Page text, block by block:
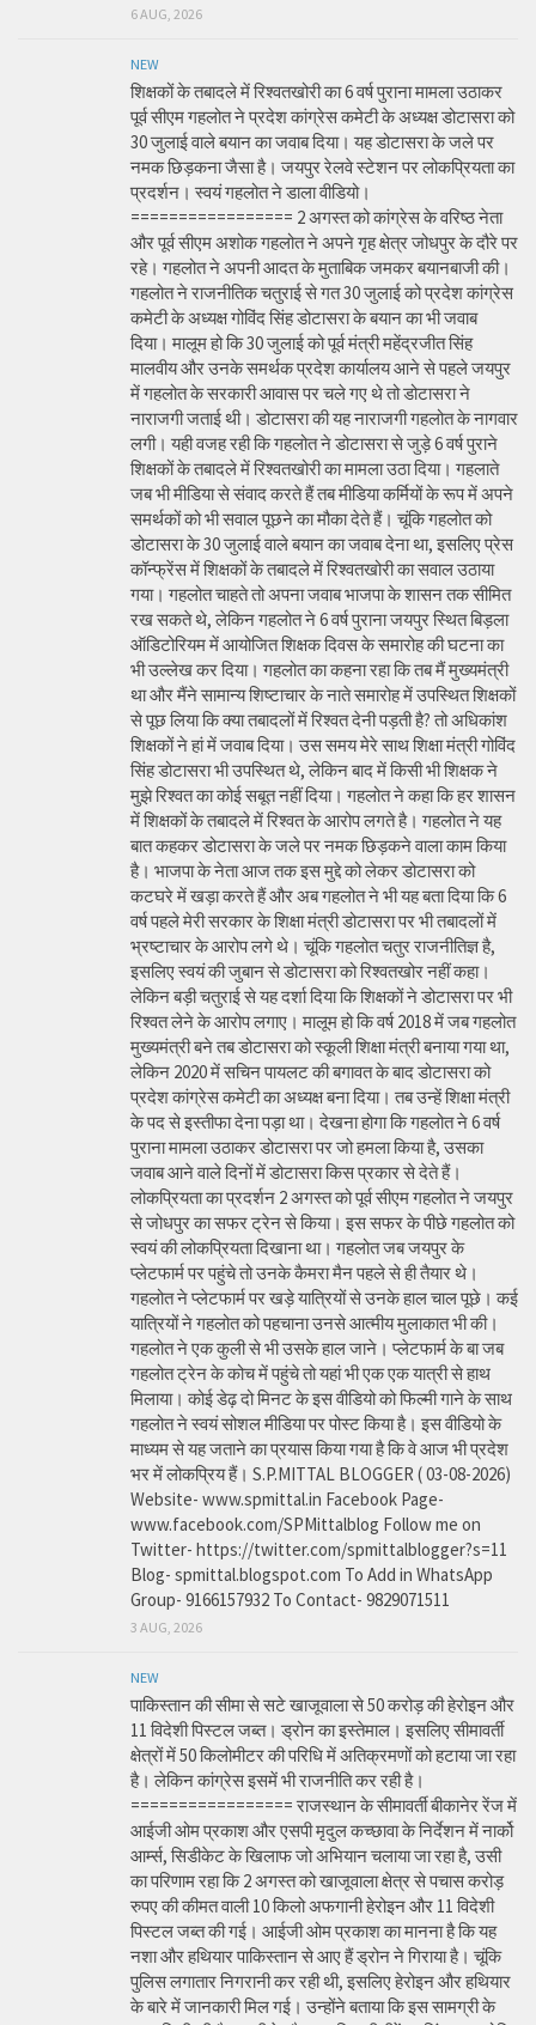
6 AUG, 2026
NEW
शिक्षकों के तबादले में रिश्वतखोरी का 6 वर्ष पुराना मामला उठाकर
पूर्व सीएम गहलोत ने प्रदेश कांग्रेस कमेटी के अध्यक्ष डोटासरा को
30 जुलाई वाले बयान का जवाब दिया। यह डोटासरा के जले पर
नमक छिड़कना जैसा है। जयपुर रेलवे स्टेशन पर लोकप्रियता का
प्रदर्शन। स्वयं गहलोत ने डाला वीडियो।
================= 2 अगस्त को कांग्रेस के वरिष्ठ नेता
और पूर्व सीएम अशोक गहलोत ने अपने गृह क्षेत्र जोधपुर के दौरे पर
रहे। गहलोत ने अपनी आदत के मुताबिक जमकर बयानबाजी की।
गहलोत ने राजनीतिक चतुराई से गत 30 जुलाई को प्रदेश कांग्रेस
कमेटी के अध्यक्ष गोविंद सिंह डोटासरा के बयान का भी जवाब
दिया। मालूम हो कि 30 जुलाई को पूर्व मंत्री महेंद्रजीत सिंह
मालवीय और उनके समर्थक प्रदेश कार्यालय आने से पहले जयपुर
में गहलोत के सरकारी आवास पर चले गए थे तो डोटासरा ने
नाराजगी जताई थी। डोटासरा की यह नाराजगी गहलोत के नागवार
लगी। यही वजह रही कि गहलोत ने डोटासरा से जुड़े 6 वर्ष पुराने
शिक्षकों के तबादले में रिश्वतखोरी का मामला उठा दिया। गहलाते
जब भी मीडिया से संवाद करते हैं तब मीडिया कर्मियों के रूप में अपने
समर्थकों को भी सवाल पूछने का मौका देते हैं। चूंकि गहलोत को
डोटासरा के 30 जुलाई वाले बयान का जवाब देना था, इसलिए प्रेस
कॉन्फ्रेंस में शिक्षकों के तबादले में रिश्वतखोरी का सवाल उठाया
गया। गहलोत चाहते तो अपना जवाब भाजपा के शासन तक सीमित
रख सकते थे, लेकिन गहलोत ने 6 वर्ष पुराना जयपुर स्थित बिड़ला
ऑडिटोरियम में आयोजित शिक्षक दिवस के समारोह की घटना का
भी उल्लेख कर दिया। गहलोत का कहना रहा कि तब मैं मुख्यमंत्री
था और मैंने सामान्य शिष्टाचार के नाते समारोह में उपस्थित शिक्षकों
से पूछ लिया कि क्या तबादलों में रिश्वत देनी पड़ती है? तो अधिकांश
शिक्षकों ने हां में जवाब दिया। उस समय मेरे साथ शिक्षा मंत्री गोविंद
सिंह डोटासरा भी उपस्थित थे, लेकिन बाद में किसी भी शिक्षक ने
मुझे रिश्वत का कोई सबूत नहीं दिया। गहलोत ने कहा कि हर शासन
में शिक्षकों के तबादले में रिश्वत के आरोप लगते है। गहलोत ने यह
बात कहकर डोटासरा के जले पर नमक छिड़कने वाला काम किया
है। भाजपा के नेता आज तक इस मुद्दे को लेकर डोटासरा को
कटघरे में खड़ा करते हैं और अब गहलोत ने भी यह बता दिया कि 6
वर्ष पहले मेरी सरकार के शिक्षा मंत्री डोटासरा पर भी तबादलों में
भ्रष्टाचार के आरोप लगे थे। चूंकि गहलोत चतुर राजनीतिज्ञ है,
इसलिए स्वयं की जुबान से डोटासरा को रिश्वतखोर नहीं कहा।
लेकिन बड़ी चतुराई से यह दर्शा दिया कि शिक्षकों ने डोटासरा पर भी
रिश्वत लेने के आरोप लगाए। मालूम हो कि वर्ष 2018 में जब गहलोत
मुख्यमंत्री बने तब डोटासरा को स्कूली शिक्षा मंत्री बनाया गया था,
लेकिन 2020 में सचिन पायलट की बगावत के बाद डोटासरा को
प्रदेश कांग्रेस कमेटी का अध्यक्ष बना दिया। तब उन्हें शिक्षा मंत्री
के पद से इस्तीफा देना पड़ा था। देखना होगा कि गहलोत ने 6 वर्ष
पुराना मामला उठाकर डोटासरा पर जो हमला किया है, उसका
जवाब आने वाले दिनों में डोटासरा किस प्रकार से देते हैं।
लोकप्रियता का प्रदर्शन 2 अगस्त को पूर्व सीएम गहलोत ने जयपुर
से जोधपुर का सफर ट्रेन से किया। इस सफर के पीछे गहलोत को
स्वयं की लोकप्रियता दिखाना था। गहलोत जब जयपुर के
प्लेटफार्म पर पहुंचे तो उनके कैमरा मैन पहले से ही तैयार थे।
गहलोत ने प्लेटफार्म पर खड़े यात्रियों से उनके हाल चाल पूछे। कई
यात्रियों ने गहलोत को पहचाना उनसे आत्मीय मुलाकात भी की।
गहलोत ने एक कुली से भी उसके हाल जाने। प्लेटफार्म के बा जब
गहलोत ट्रेन के कोच में पहुंचे तो यहां भी एक एक यात्री से हाथ
मिलाया। कोई डेढ़ दो मिनट के इस वीडियो को फिल्मी गाने के साथ
गहलोत ने स्वयं सोशल मीडिया पर पोस्ट किया है। इस वीडियो के
माध्यम से यह जताने का प्रयास किया गया है कि वे आज भी प्रदेश
भर में लोकप्रिय हैं। S.P.MITTAL BLOGGER ( 03-08-2026)
Website- www.spmittal.in Facebook Page-
www.facebook.com/SPMittalblog Follow me on
Twitter- https://twitter.com/spmittalblogger?s=11
Blog- spmittal.blogspot.com To Add in WhatsApp
Group- 9166157932 To Contact- 9829071511
3 AUG, 2026
NEW
पाकिस्तान की सीमा से सटे खाजूवाला से 50 करोड़ की हेरोइन और
11 विदेशी पिस्टल जब्त। ड्रोन का इस्तेमाल। इसलिए सीमावर्ती
क्षेत्रों में 50 किलोमीटर की परिधि में अतिक्रमणों को हटाया जा रहा
है। लेकिन कांग्रेस इसमें भी राजनीति कर रही है।
================= राजस्थान के सीमावर्ती बीकानेर रेंज में
आईजी ओम प्रकाश और एसपी मृदुल कच्छावा के निर्देशन में नार्को
आर्म्स, सिडीकेट के खिलाफ जो अभियान चलाया जा रहा है, उसी
का परिणाम रहा कि 2 अगस्त को खाजूवाला क्षेत्र से पचास करोड़
रुपए की कीमत वाली 10 किलो अफगानी हेरोइन और 11 विदेशी
पिस्टल जब्त की गई। आईजी ओम प्रकाश का मानना है कि यह
नशा और हथियार पाकिस्तान से आए हैं ड्रोन ने गिराया है। चूंकि
पुलिस लगातार निगरानी कर रही थी, इसलिए हेरोइन और हथियार
के बारे में जानकारी मिल गई। उन्होंने बताया कि इस सामग्री के